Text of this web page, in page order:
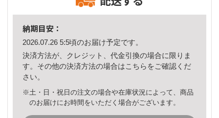
納期目安：
2026.07.26 5:5頃のお届け予定です。
決済方法が、クレジット、代金引換の場合に限りま
す。その他の決済方法の場合はこちら をご確認くだ
さい。
※土・日・祝日の注文の場合や在庫状況によって、商品
のお届けにお時間をいただく場合がございます。